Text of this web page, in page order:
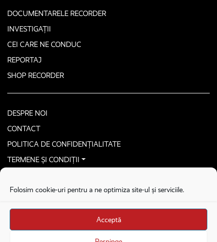
Folosim cookie-uri pentru a ne optimiza site-ul și serviciile.
Acceptă
DOCUMENTARELE RECORDER
INVESTIGAȚII
CEI CARE NE CONDUC
REPORTAJ
SHOP RECORDER
DESPRE NOI
CONTACT
POLITICA DE CONFIDENȚIALITATE
TERMENE ȘI CONDIȚII
Stega creative
Brandul Recorder e operat de Asociația Recorder Community, sub licența SC